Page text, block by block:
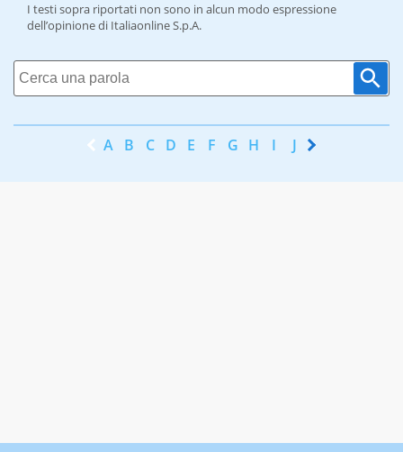
I testi sopra riportati non sono in alcun modo espressione
dell’opinione di Italiaonline S.p.A.
A B C D E F G H I J K